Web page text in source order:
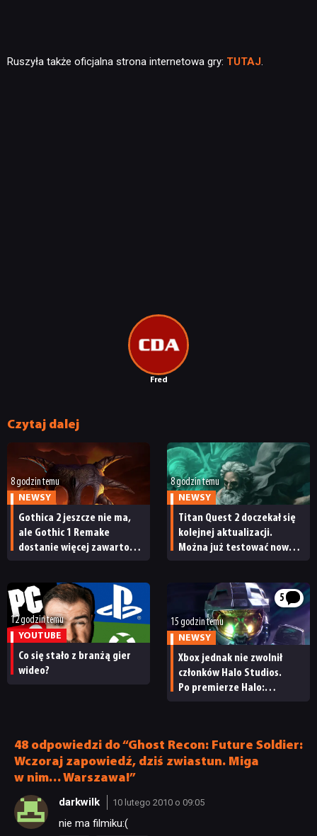
Fred
Ruszyła także oficjalna strona internetowa gry: TUTAJ.
Czytaj dalej
8 godzin temu
NEWSY
Gothica 2 jeszcze nie ma,
ale Gothic 1 Remake
dostanie więcej zawartości.
8 godzin temu
NEWSY
Titan Quest 2 doczekał się
kolejnej aktualizacji.
Można już testować nową
12 godzin temu
YOUTUBE
Co się stało z branżą gier
wideo?
5
15 godzin temu
NEWSY
Xbox jednak nie zwolnił
członków Halo Studios.
Po premierze Halo:
48 odpowiedzi do “Ghost Recon: Future Soldier:
Wczoraj zapowiedź, dziś zwiastun. Miga
w nim… Warszawa!”
darkwilk 10 lutego 2010 o 09:05
nie ma filmiku:(